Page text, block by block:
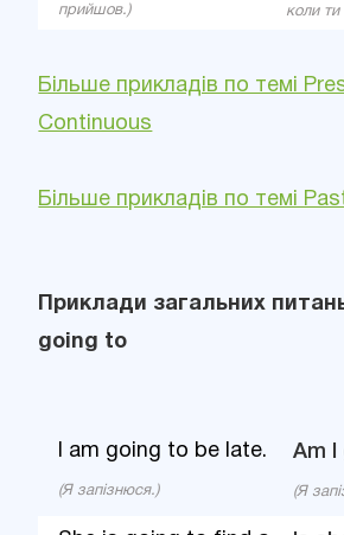
прийшов.) коли
Більше прикладів по темі
Continuous
Більше прикладів по темі
Приклади загальних
going to
I am going to be late.
(Я запізнюся.)
Am I
(Я